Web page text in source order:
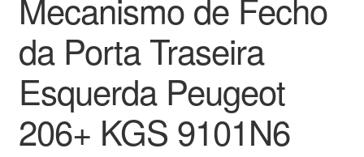
Termos e Condições
Transporte
Mecanismo de Fecho
da Porta Traseira
Esquerda Peugeot
206+ KGS 9101N6